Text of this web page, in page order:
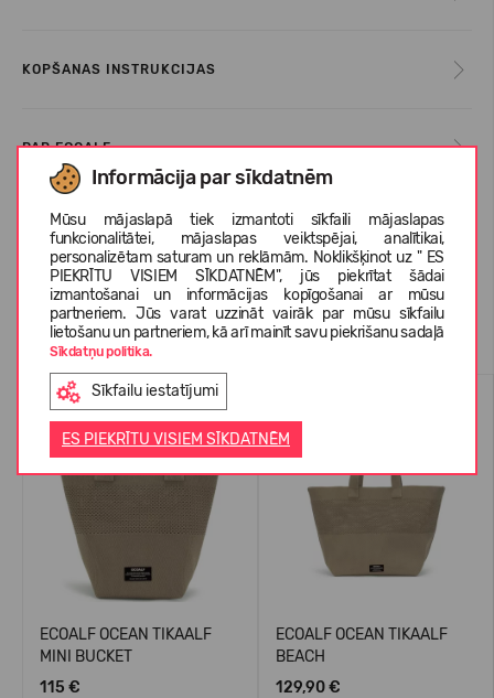
Informācija par sīkdatnēm
Mūsu mājaslapā tiek izmantoti sīkfaili mājaslapas
funkcionalitātei, mājaslapas veiktspējai, analītikai,
personalizētam saturam un reklāmām. Noklikšķinot uz " ES
PIEKRĪTU VISIEM SĪKDATNĒM", jūs piekrītat šādai
izmantošanai un informācijas kopīgošanai ar mūsu
partneriem. Jūs varat uzzināt vairāk par mūsu sīkfailu
lietošanu un partneriem, kā arī mainīt savu piekrišanu sadaļā
Sīkdatņu politika.
Sīkfailu iestatījumi
ES PIEKRĪTU VISIEM SĪKDATNĒM
KOPŠANAS INSTRUKCIJAS
PAR ECOALF
KLIENTU ATSAUKSMES (0)
Līdzīgas preces
ECOALF OCEAN TIKAALF
MINI BUCKET
115 €
ECOALF OCEAN TIKAALF
BEACH
129,90 €